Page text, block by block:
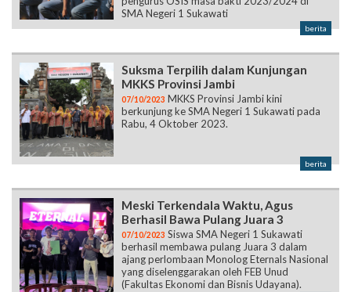
SMA Negeri 1 Sukawati
berita
Suksma Terpilih dalam Kunjungan
MKKS Provinsi Jambi
07/10/2023 MKKS Provinsi Jambi kini
berkunjung ke SMA Negeri 1 Sukawati pada
Rabu, 4 Oktober 2023.
berita
Meski Terkendala Waktu, Agus
Berhasil Bawa Pulang Juara 3
07/10/2023 Siswa SMA Negeri 1 Sukawati
berhasil membawa pulang Juara 3 dalam
ajang perlombaan Monolog Eternals Nasional
yang diselenggarakan oleh FEB Unud
(Fakultas Ekonomi dan Bisnis Udayana).